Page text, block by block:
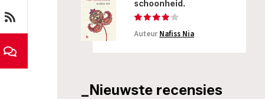
schoonheid.
Auteur Nafiss Nia
_Nieuwste recensies